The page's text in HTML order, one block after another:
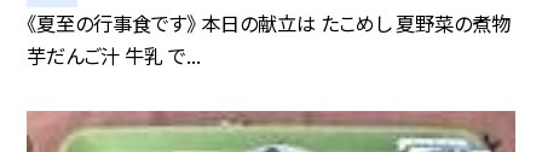
《夏至の行事食です》 本日の献立は たこめし 夏野菜の煮物
芋だんご汁 牛乳 で...